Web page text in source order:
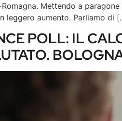
Romagna. Mettendo a
leggero aumento. Parliamo di
POLL: IL